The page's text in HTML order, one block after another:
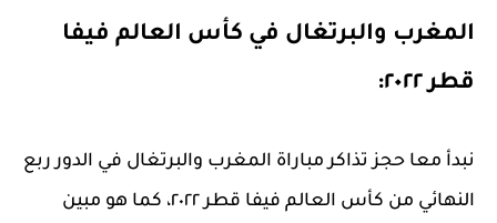
المغرب والبرتغال في كأس العالم فيفا
قطر ٢٠٢٢:
نبدأ معا حجز تذاكر مباراة المغرب والبرتغال في الدور ربع
النهائي من كأس العالم فيفا قطر ٢٠٢٢، كما هو مبين